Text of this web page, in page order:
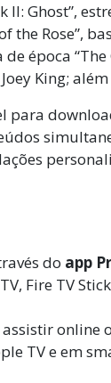
Ghost”,
the Rose”,
época
King;
para
do app
Fire TV
online
TV e em